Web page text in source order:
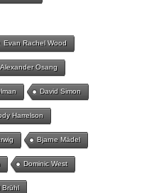
Evan Rachel Wood
Alexander Osang
David Simon
Harrelson
Bjarne Mädel
Dominic West
Brühl